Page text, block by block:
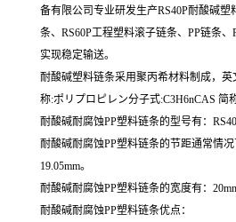
备有限公司专业研发生产RS40P耐酸碱塑
条、RS60P工程塑料滚子链条、PP链条
实现稳定输送。
耐酸碱塑料链条采用聚丙希材料制成，英
称:ポリプロピレン分子式:C3H6nCAS 简称
耐酸碱耐腐蚀PP塑料链条的型号有：
耐酸碱耐腐蚀PP塑料链条的节距通常情况
19.05mm。
耐酸碱耐腐蚀PP塑料链条的宽度有：
耐酸碱耐腐蚀PP塑料链条优点：